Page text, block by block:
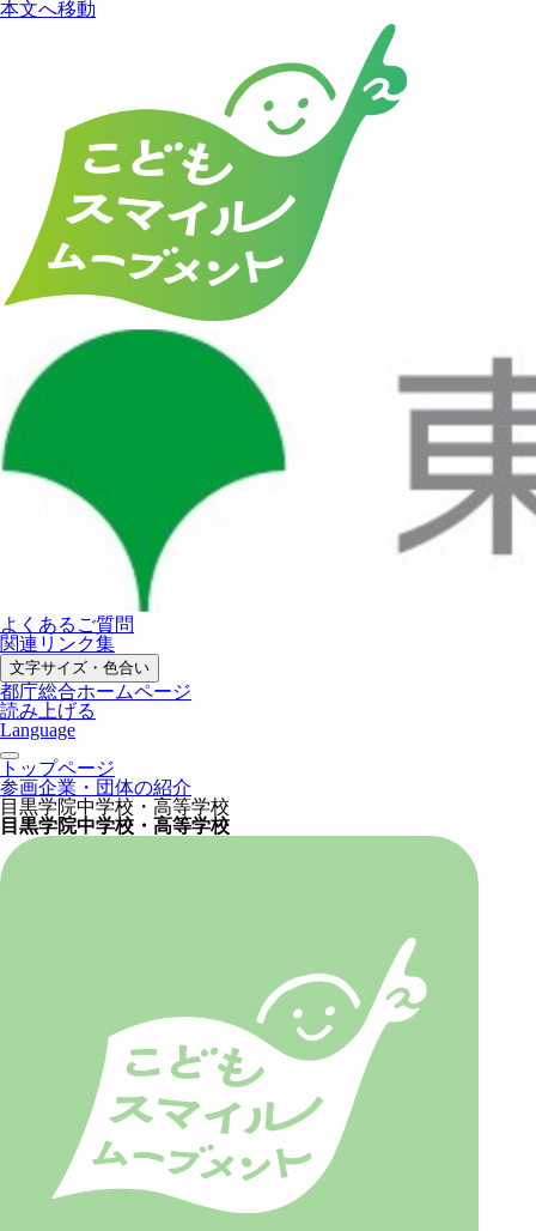
本文へ移動
よくあるご質問
関連リンク集
文字サイズ・色合い
都庁総合ホームページ
読み上げる
Language
トップページ
参画企業・団体の紹介
目黒学院中学校・高等学校
目黒学院中学校・高等学校